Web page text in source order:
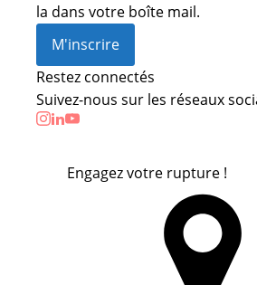
la dans votre boîte mail.
M'inscrire
Restez connectés
Suivez-nous sur les réseaux
Engagez votre rupture !